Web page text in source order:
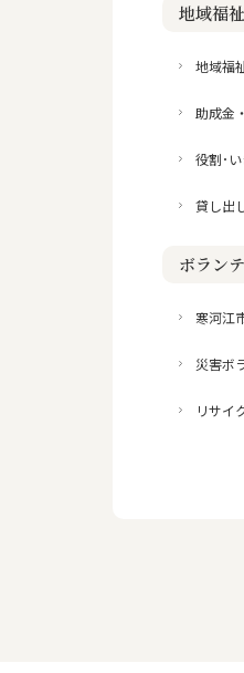
地域福
地域福
助成金
役割･
貸し出
ボラン
寒河江
災害ボ
リサイ